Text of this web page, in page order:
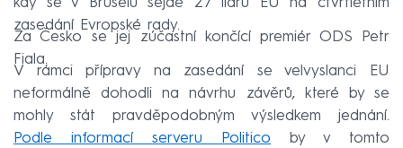
kdy se v Bruselu sejde 27 lídrů EU na čtvrtletním
zasedání Evropské rady.
Za Česko se jej zúčastní končící premiér ODS Petr
Fiala.
V rámci přípravy na zasedání se velvyslanci EU
neformálně dohodli na návrhu závěrů, které by se
mohly stát pravděpodobným výsledkem jednání.
Podle informací serveru Politico by v tomto